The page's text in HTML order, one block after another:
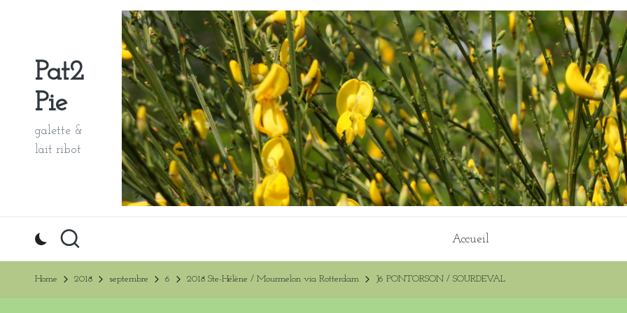
contentPat2
Pie
galette &
lait ribot
Accueil
Home 2018 septembre 6 2018 Ste-Hélène / Mourmelon via Rotterdam J6 PONTORSON / SOURDEVAL